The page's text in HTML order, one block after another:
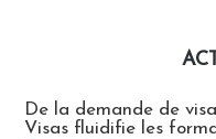
De la demande de
Visas fluidifie les